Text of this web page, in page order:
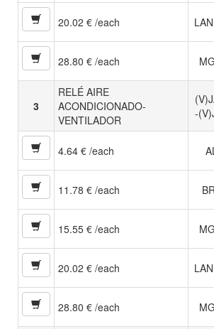
20.02 € /each
28.80 € /each
3
RELÉ AIRE
ACONDICIONADO-
VENTILADOR
-
4.64 € /each
11.78 € /each
15.55 € /each
20.02 € /each
28.80 € /each